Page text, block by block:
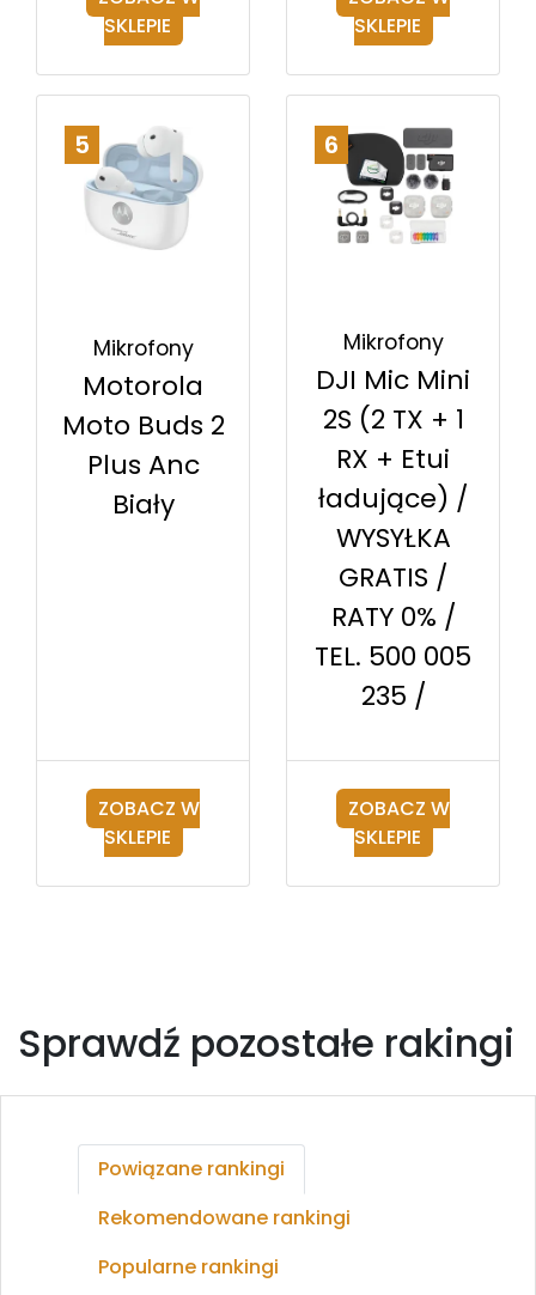
SKLEPIE
SKLEPIE
5
Mikrofony
Motorola
Moto Buds 2
Plus Anc
Biały
ZOBACZ W
SKLEPIE
6
Mikrofony
DJI Mic Mini
2S (2 TX + 1
RX + Etui
ładujące) /
WYSYŁKA
GRATIS /
RATY 0% /
TEL. 500 005
235 /
ZOBACZ W
SKLEPIE
Sprawdź pozostałe rakingi
Powiązane rankingi
Rekomendowane rankingi
Popularne rankingi